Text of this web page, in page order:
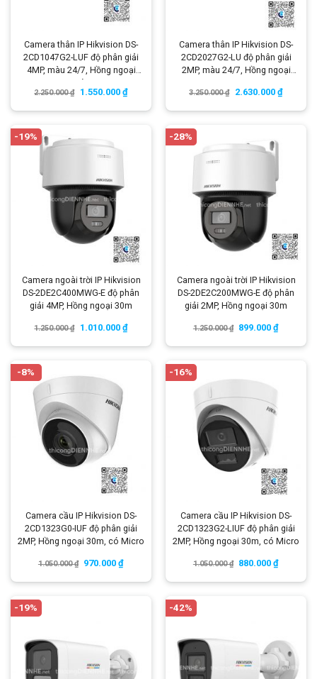
Camera thân IP Hikvision DS-
2CD1047G2-LUF độ phân giải
4MP, màu 24/7, Hồng ngoại
30m, có micro
2.250.000₫ 1.550.000 ₫
Camera thân IP Hikvision DS-
2CD2027G2-LU độ phân giải
2MP, màu 24/7, Hồng ngoại
3.250.000₫ 2.630.000 ₫
-19%
Camera ngoài trời IP Hikvision
DS-2DE2C400MWG-E độ phân
giải 4MP, Hồng ngoại 30m
1.250.000₫ 1.010.000 ₫
-28%
Camera ngoài trời IP Hikvision
DS-2DE2C200MWG-E độ phân
giải 2MP, Hồng ngoại 30m
1.250.000₫ 899.000₫
-8%
Camera cầu IP Hikvision DS-
2CD1323G0-IUF độ phân giải
2MP, Hồng ngoại 30m, có Micro
1.050.000₫ 970.000₫
-16%
Camera cầu IP Hikvision DS-
2CD1323G2-LIUF độ phân giải
2MP, Hồng ngoại 30m, có Micro
1.050.000₫ 880.000₫
-19% -42%